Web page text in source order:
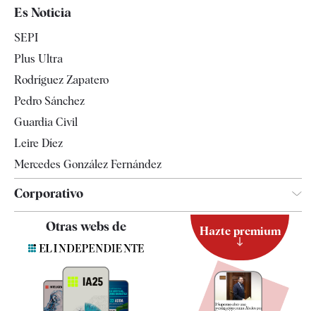
España
Televisión
Es Noticia
SEPI
Plus Ultra
Rodríguez Zapatero
Pedro Sánchez
Guardia Civil
Leire Díez
Mercedes González Fernández
Corporativo
Contacto
Quiénes somos
Otras webs de Hazte premium